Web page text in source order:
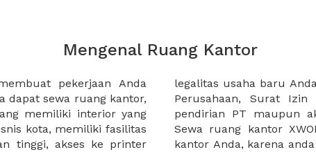
Mengenal Ruang Kantor
pekerjaan Anda
dapat sewa ruang kantor,
memiliki interior yang
kota, memiliki fasilitas
tinggi, akses ke printer
domisili, Tanda Domisili
dan atau akte
CV untuk usaha Anda.
proses sewa
kantor yang akan anda